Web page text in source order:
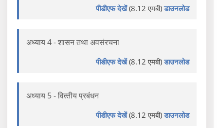
पीडीएफ देखें(8.12 एमबी)डाउनलोड
अध्याय 4 - शासन तथा अवसंरचना
पीडीएफ देखें(8.12 एमबी)डाउनलोड
अध्याय 5 - वित्‍तीय प्रबंधन
पीडीएफ देखें(8.12 एमबी)डाउनलोड